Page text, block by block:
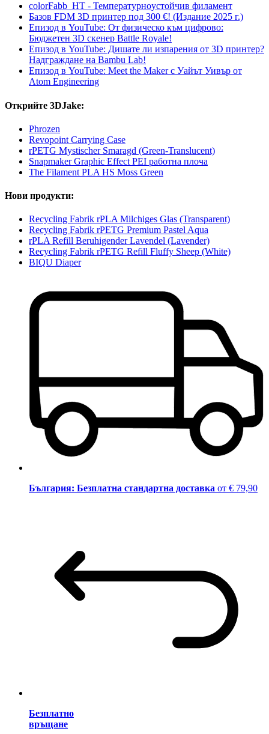
colorFabb_HT - Температурнoустойчив филамент
Базов FDM 3D принтер под 300 €! (Издание 2025 г.)
Епизод в YouTube: От физическо към цифрово:
Бюджетен 3D скенер Battle Royale!
Епизод в YouTube: Дишате ли изпарения от 3D принтер?
Надграждане на Bambu Lab!
Епизод в YouTube: Meet the Maker с Уайът Уивър от
Atom Engineering
Открийте 3DJake:
Phrozen
Revopoint Carrying Case
rPETG Mystischer Smaragd (Green-Translucent)
Snapmaker Graphic Effect PEI работна плоча
The Filament PLA HS Moss Green
Нови продукти:
Recycling Fabrik rPLA Milchiges Glas (Transparent)
Recycling Fabrik rPETG Premium Pastel Aqua
rPLA Refill Beruhigender Lavendel (Lavender)
Recycling Fabrik rPETG Refill Fluffy Sheep (White)
BIQU Diaper
България: Безплатна стандартна доставка от € 79,90
Безплатно
връщане